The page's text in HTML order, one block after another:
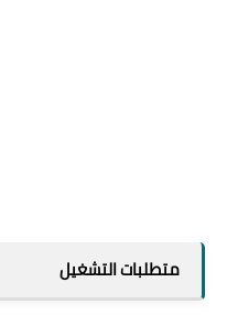
متطلبات التشغيل